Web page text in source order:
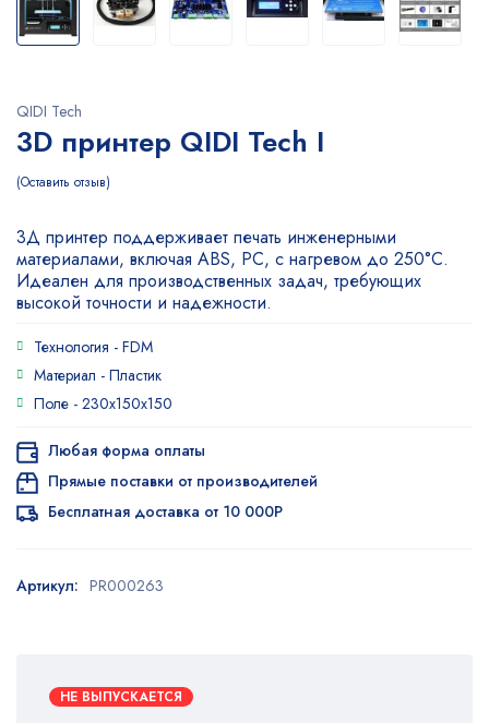
QIDI Tech
3D принтер QIDI Tech I
Оставить отзыв
3Д принтер поддерживает печать инженерными
материалами, включая ABS, PC, с нагревом до 250°C.
Идеален для производственных задач, требующих
высокой точности и надежности.
Технология - FDM
Материал - Пластик
Поле - 230x150x150
НЕ ВЫПУСКАЕТСЯ
Любая форма оплаты
Прямые поставки от производителей
Бесплатная доставка от 10 000Р
Артикул: PR000263